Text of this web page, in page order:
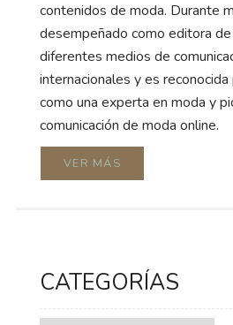
contenidos de moda. Durante
desempeñado como editora
diferentes medios de
internacionales y es
como una experta en moda y
comunicación de moda online.
VER MÁS
CATEGORÍAS